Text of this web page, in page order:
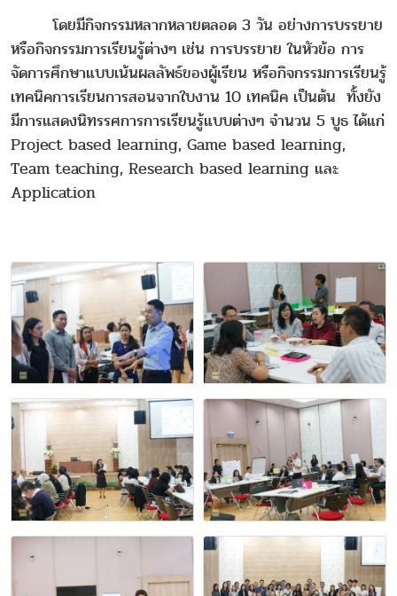
โดยมีกิจกรรมหลากหลายตลอด 3 วัน อย่างการบรรยาย
หรือกิจกรรมการเรียนรู้ต่างๆ เช่น การบรรยาย ในหัวข้อ การ
จัดการศึกษาแบบเน้นผลลัพธ์ของผู้เรียน หรือกิจกรรมการเรียนรู้
เทคนิคการเรียนการสอนจากใบงาน 10 เทคนิค เป็นต้น ทั้งยัง
มีการแสดงนิทรรศการการเรียนรู้แบบต่างๆ จำนวน 5 บูธ ได้แก่
Project based learning, Game based learning,
Team teaching, Research based learning และ
Application